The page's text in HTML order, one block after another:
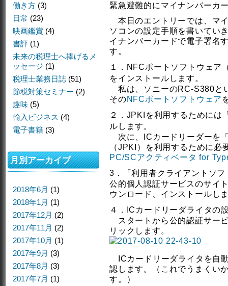
緊急避難的にマイナンバーカ
本日のエントリーでは、マ
ソコンの設定手順を書いてい
イナンバーカードで電子署名
す。
１．NFCポートソフトウェア
をインストールします。
私は、ソニーのRC-S380と
そのNFCポートソフトウェア
２．JPKIを利用するためには
ルします。
次に、ICカードリーダーを
（JPKI）を利用するために
PC/SCアクティベータ for
3．「利用者クライアントソ
公的個人認証サービスのサイ
ウンロード、インストールし
４．ICカードリーダライタの
スタートから公的認証サー
リックします。
ICカードリーダライタを自
認します。（これでうまくい
す。）
働き方 (3)
日常 (23)
映画鑑賞 (4)
書評 (1)
未来の税理士へ捧げるメ
ッセージ (1)
税理士業務日誌 (51)
節税対策セミナー (2)
趣味 (5)
輸入ビジネス (4)
電子書籍 (3)
月別アーカイブ
2018年6月 (1)
2018年1月 (1)
2017年12月 (2)
2017年11月 (2)
2017年10月 (1)
2017年9月 (3)
2017年8月 (3)
2017年7月 (1)